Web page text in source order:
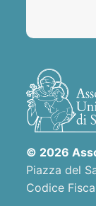
© 2026
Piazza del
Codice